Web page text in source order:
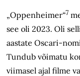
„Oppenheimer“7
see oli 2023. Oli
aastate Oscari-
Tundub võimatu
viimasel ajal filme